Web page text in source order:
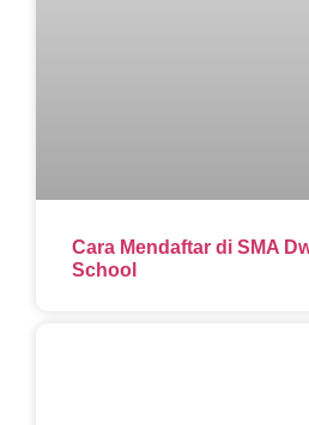
Cara Mendaftar di SMA
School